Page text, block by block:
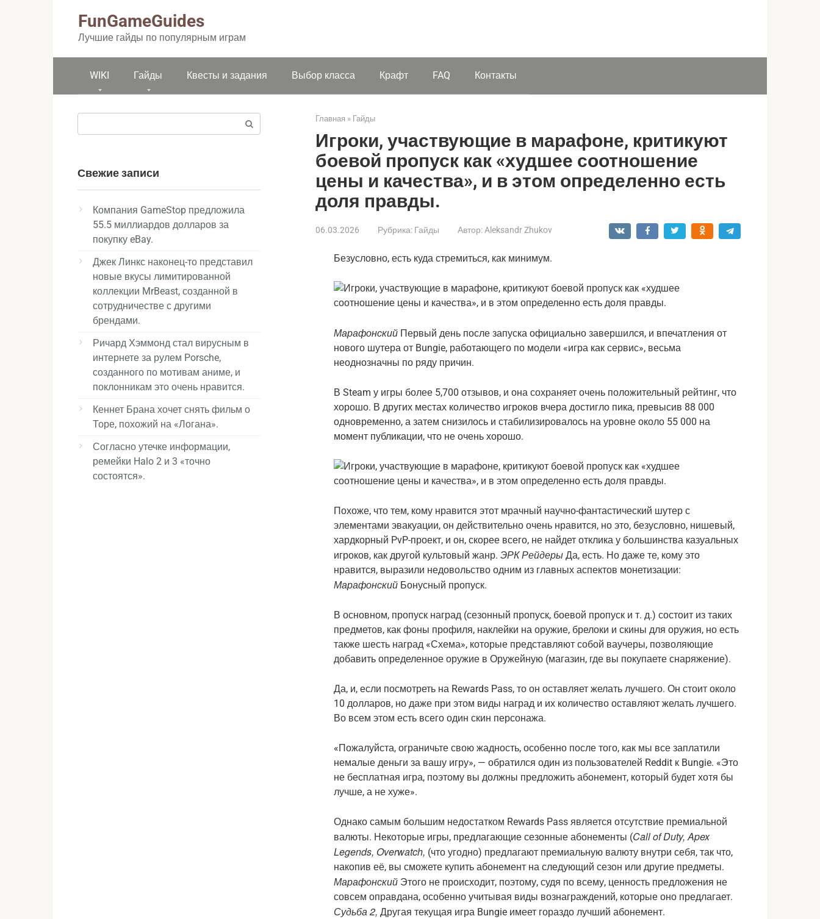
FunGameGuides
Лучшие гайды по популярным играм
WIKI Гайды Квесты и задания Выбор класса Крафт FAQ Контакты
Главная » Гайды
Игроки, участвующие в марафоне, критикуют
боевой пропуск как «худшее соотношение
цены и качества», и в этом определенно есть
доля правды.
06.03.2026 Рубрика: Гайды Автор: Aleksandr Zhukov
Безусловно, есть куда стремиться, как минимум.
Марафонский Первый день после запуска официально завершился, и впечатления от
нового шутера от Bungie, работающего по модели «игра как сервис», весьма
неоднозначны по ряду причин.
В Steam у игры более 5,700 отзывов, и она сохраняет очень положительный рейтинг, что
хорошо. В других местах количество игроков вчера достигло пика, превысив 88 000
одновременно, а затем снизилось и стабилизировалось на уровне около 55 000 на
момент публикации, что не очень хорошо.
Похоже, что тем, кому нравится этот мрачный научно-фантастический шутер с
элементами эвакуации, он действительно очень нравится, но это, безусловно, нишевый,
хардкорный PvP-проект, и он, скорее всего, не найдет отклика у большинства казуальных
игроков, как другой культовый жанр. ЭРК Рейдеры Да, есть. Но даже те, кому это
нравится, выразили недовольство одним из главных аспектов монетизации:
Марафонский Бонусный пропуск.
В основном, пропуск наград (сезонный пропуск, боевой пропуск и т. д.) состоит из таких
предметов, как фоны профиля, наклейки на оружие, брелоки и скины для оружия, но есть
также шесть наград «Схема», которые представляют собой ваучеры, позволяющие
добавить определенное оружие в Оружейную (магазин, где вы покупаете снаряжение).
Да, и, если посмотреть на Rewards Pass, то он оставляет желать лучшего. Он стоит около
10 долларов, но даже при этом виды наград и их количество оставляют желать лучшего.
Во всем этом есть всего один скин персонажа.
«Пожалуйста, ограничьте свою жадность, особенно после того, как мы все заплатили
немалые деньги за вашу игру», — обратился один из пользователей Reddit к Bungie. «Это
не бесплатная игра, поэтому вы должны предложить абонемент, который будет хотя бы
лучше, а не хуже».
Однако самым большим недостатком Rewards Pass является отсутствие премиальной
валюты. Некоторые игры, предлагающие сезонные абонементы (Call of Duty, Apex
Legends, Overwatch, (что угодно) предлагают премиальную валюту внутри себя, так что,
накопив её, вы сможете купить абонемент на следующий сезон или другие предметы.
Марафонский Этого не происходит, поэтому, судя по всему, ценность предложения не
совсем оправдана, особенно учитывая виды вознаграждений, которые оно предлагает.
Судьба 2, Другая текущая игра Bungie имеет гораздо лучший абонемент.
Свежие записи
Компания GameStop предложила
55.5 миллиардов долларов за
покупку eBay.
Джек Линкс наконец-то представил
новые вкусы лимитированной
коллекции MrBeast, созданной в
сотрудничестве с другими
брендами.
Ричард Хэммонд стал вирусным в
интернете за рулем Porsche,
созданного по мотивам аниме, и
поклонникам это очень нравится.
Кеннет Брана хочет снять фильм о
Торе, похожий на «Логана».
Согласно утечке информации,
ремейки Halo 2 и 3 «точно
состоятся».